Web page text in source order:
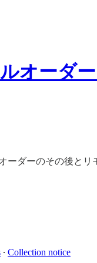
オーダ
ーダーのその後と
∙ Collection notice